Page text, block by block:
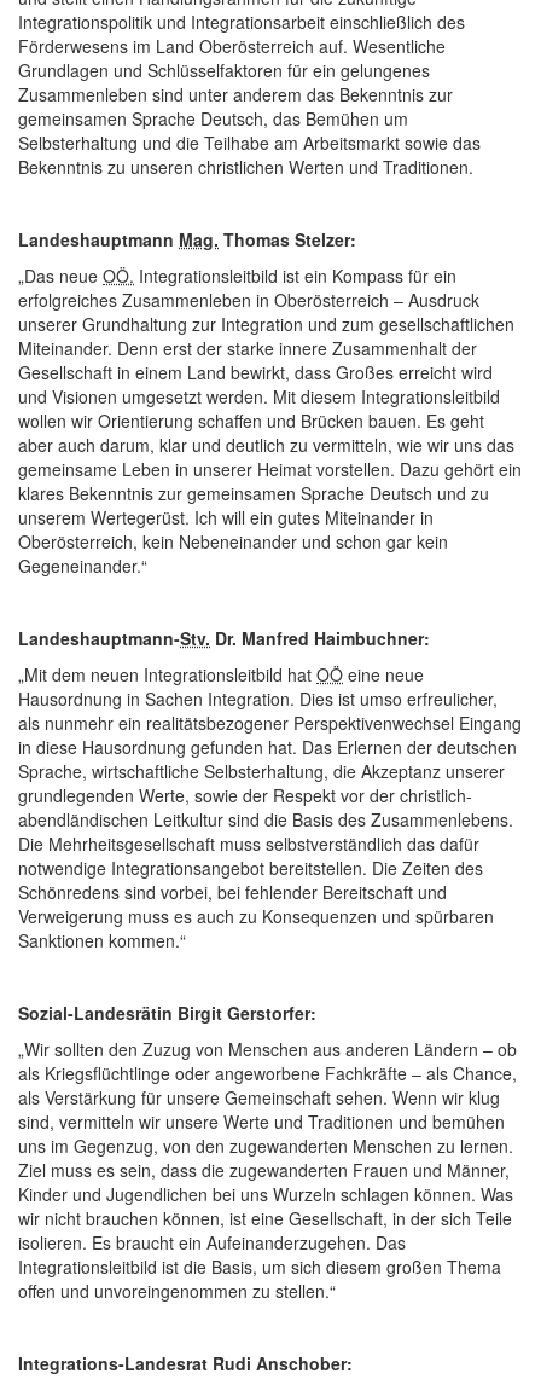
Integrationspolitik und Integrationsarbeit einschließlich des
Förderwesens im Land Oberösterreich auf. Wesentliche
Grundlagen und Schlüsselfaktoren für ein gelungenes
Zusammenleben sind unter anderem das Bekenntnis zur
gemeinsamen Sprache Deutsch, das Bemühen um
Selbsterhaltung und die Teilhabe am Arbeitsmarkt sowie das
Bekenntnis zu unseren christlichen Werten und Traditionen.
Landeshauptmann Mag. Thomas Stelzer:
„Das neue OÖ. Integrationsleitbild ist ein Kompass für ein
erfolgreiches Zusammenleben in Oberösterreich – Ausdruck
unserer Grundhaltung zur Integration und zum gesellschaftlichen
Miteinander. Denn erst der starke innere Zusammenhalt der
Gesellschaft in einem Land bewirkt, dass Großes erreicht wird
und Visionen umgesetzt werden. Mit diesem Integrationsleitbild
wollen wir Orientierung schaffen und Brücken bauen. Es geht
aber auch darum, klar und deutlich zu vermitteln, wie wir uns das
gemeinsame Leben in unserer Heimat vorstellen. Dazu gehört ein
klares Bekenntnis zur gemeinsamen Sprache Deutsch und zu
unserem Wertegerüst. Ich will ein gutes Miteinander in
Oberösterreich, kein Nebeneinander und schon gar kein
Gegeneinander.“
Landeshauptmann-Stv. Dr. Manfred Haimbuchner:
„Mit dem neuen Integrationsleitbild hat OÖ eine neue
Hausordnung in Sachen Integration. Dies ist umso erfreulicher,
als nunmehr ein realitätsbezogener Perspektivenwechsel Eingang
in diese Hausordnung gefunden hat. Das Erlernen der deutschen
Sprache, wirtschaftliche Selbsterhaltung, die Akzeptanz unserer
grundlegenden Werte, sowie der Respekt vor der christlich-
abendländischen Leitkultur sind die Basis des Zusammenlebens.
Die Mehrheitsgesellschaft muss selbstverständlich das dafür
notwendige Integrationsangebot bereitstellen. Die Zeiten des
Schönredens sind vorbei, bei fehlender Bereitschaft und
Verweigerung muss es auch zu Konsequenzen und spürbaren
Sanktionen kommen.“
Sozial-Landesrätin Birgit Gerstorfer:
„Wir sollten den Zuzug von Menschen aus anderen Ländern – ob
als Kriegsflüchtlinge oder angeworbene Fachkräfte – als Chance,
als Verstärkung für unsere Gemeinschaft sehen. Wenn wir klug
sind, vermitteln wir unsere Werte und Traditionen und bemühen
uns im Gegenzug, von den zugewanderten Menschen zu lernen.
Ziel muss es sein, dass die zugewanderten Frauen und Männer,
Kinder und Jugendlichen bei uns Wurzeln schlagen können. Was
wir nicht brauchen können, ist eine Gesellschaft, in der sich Teile
isolieren. Es braucht ein Aufeinanderzugehen. Das
Integrationsleitbild ist die Basis, um sich diesem großen Thema
offen und unvoreingenommen zu stellen.“
Integrations-Landesrat Rudi Anschober: